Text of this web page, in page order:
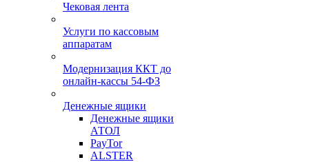
Чековая лента
Услуги по кассовым
аппаратам
Модернизация ККТ до
онлайн-кассы 54-ФЗ
Денежные ящики
Денежные ящики
АТОЛ
PayTor
ALSTER